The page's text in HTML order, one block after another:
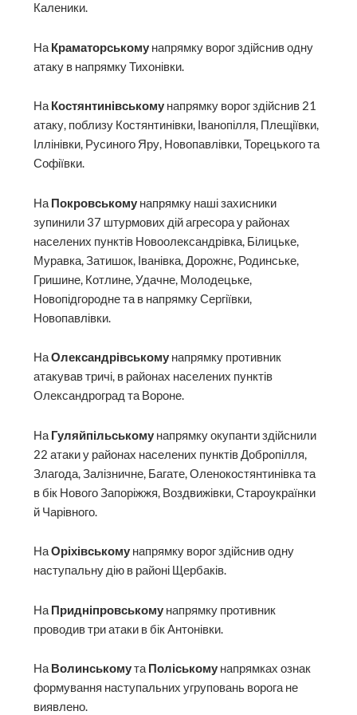
Каленики.
На Краматорському напрямку ворог здійснив одну
атаку в напрямку Тихонівки.
На Костянтинівському напрямку ворог здійснив 21
атаку, поблизу Костянтинівки, Іванопілля, Плещіївки,
Іллінівки, Русиного Яру, Новопавлівки, Торецького та
Софіївки.
На Покровському напрямку наші захисники
зупинили 37 штурмових дій агресора у районах
населених пунктів Новоолександрівка, Білицьке,
Муравка, Затишок, Іванівка, Дорожнє, Родинське,
Гришине, Котлине, Удачне, Молодецьке,
Новопідгородне та в напрямку Сергіївки,
Новопавлівки.
НаОлександрівському напрямку противник
атакував тричі, в районах населених пунктів
Олександроград та Вороне.
На Гуляйпільському напрямку окупанти здійснили
22 атаки у районах населених пунктів Добропілля,
Злагода, Залізничне, Багате, Оленокостянтинівка та
в бік Нового Запоріжжя, Воздвижівки, Староукраїнки
й Чарівного.
НаОріхівському напрямку ворог здійснив одну
наступальну дію в районі Щербаків.
На Придніпровському напрямку противник
проводив три атаки в бік Антонівки.
На Волинськомута Поліському напрямках ознак
формування наступальних угруповань ворога не
виявлено.